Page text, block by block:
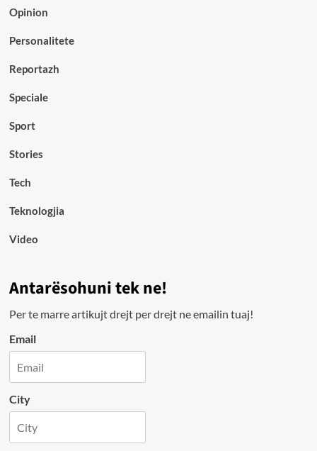
Opinion
Personalitete
Reportazh
Speciale
Sport
Stories
Tech
Teknologjia
Video
Antarësohuni tek ne!
Per te marre artikujt drejt per drejt ne emailin tuaj!
Email
City